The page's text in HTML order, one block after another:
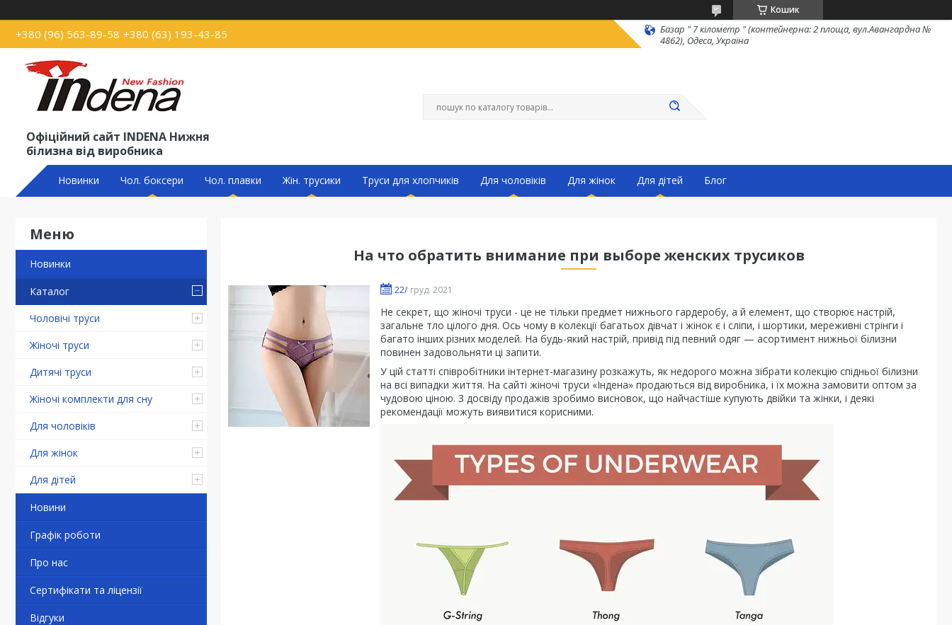
Кошик
+380 (96) 563-89-58 +380 (63) 193-43-85
Базар " 7 кілометр " (контейнерна: 2 площа, вул.Авангардна №
4862), Одеса, Україна
Офіційний сайт INDENA Нижня
білизна від виробника
Новинки Чол. боксери Чол. плавки Жін. трусики Труси для хлопчиків Для чоловіків Для жінок Для дітей Блог
Новинки
Каталог
Чоловічі труси
Жіночі труси
Дитячі труси
Жіночі комплекти для сну
Для чоловіків
Для жінок
Для дітей
Новини
Графік роботи
Про нас
Сертифікати та ліцензії
Відгуки
На что обратить внимание при выборе женских трусиков
22/ груд. 2021
Не секрет, що жіночі труси - це не тільки предмет нижнього гардеробу, а й елемент, що створює настрій,
загальне тло цілого дня. Ось чому в колекції багатьох дівчат і жінок є і сліпи, і шортики, мереживні стрінги і
багато інших різних моделей. На будь-який настрій, привід під певний одяг — асортимент нижньої білизни
повинен задовольняти ці запити.
У цій статті співробітники інтернет-магазину розкажуть, як недорого можна зібрати колекцію спідньої білизни
на всі випадки життя. На сайті жіночі труси «Індена» продаються від виробника, і їх можна замовити оптом за
чудовою ціною. З досвіду продажів зробимо висновок, що найчастіше купують двійки та жінки, і деякі
рекомендації можуть виявитися корисними.